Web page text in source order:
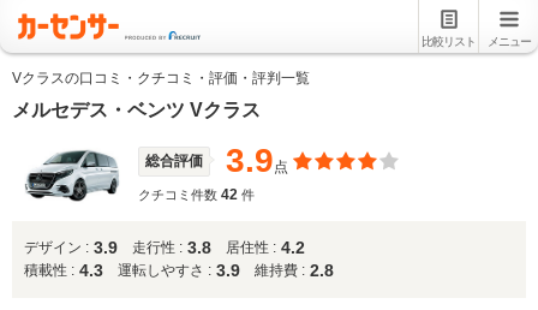
比較リスト メニュー
Vクラスの口コミ・クチコミ・評価・評判一覧
メルセデス・ベンツ Vクラス
総合評価 3.9点
クチコミ件数 42 件
デザイン : 3.9 走行性 : 3.8 居住性 : 4.2
積載性 : 4.3 運転しやすさ : 3.9 維持費 : 2.8